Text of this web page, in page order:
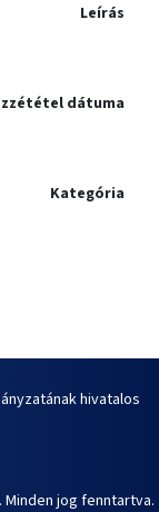
Leírás
dátuma
Kategória
hivatalos
jog fenntartva.